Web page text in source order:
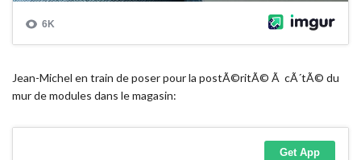
Jean-Michel en train de poser pour la postÃ©ritÃ© Ã cÃ´tÃ© du
mur de modules dans le magasin: